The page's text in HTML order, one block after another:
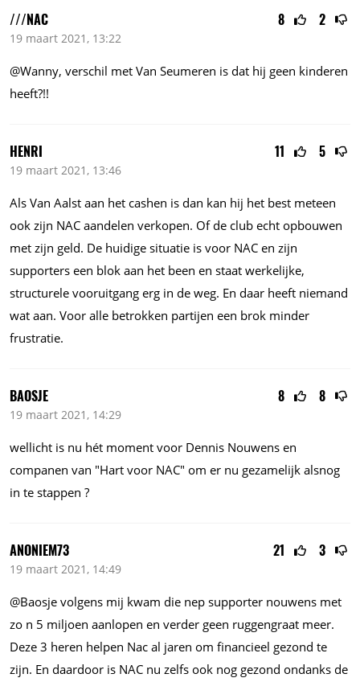
8 2
///NAC
19 maart 2021, 13:22
@Wanny, verschil met Van Seumeren is dat hij geen kinderen
heeft?!!
11 5
HENRI
19 maart 2021, 13:46
Als Van Aalst aan het cashen is dan kan hij het best meteen
ook zijn NAC aandelen verkopen. Of de club echt opbouwen
met zijn geld. De huidige situatie is voor NAC en zijn
supporters een blok aan het been en staat werkelijke,
structurele vooruitgang erg in de weg. En daar heeft niemand
wat aan. Voor alle betrokken partijen een brok minder
frustratie.
8 8
BAOSJE
19 maart 2021, 14:29
wellicht is nu hét moment voor Dennis Nouwens en
companen van "Hart voor NAC" om er nu gezamelijk alsnog
in te stappen ?
21 3
ANONIEM73
19 maart 2021, 14:49
@Baosje volgens mij kwam die nep supporter nouwens met
zo n 5 miljoen aanlopen en verder geen ruggengraat meer.
Deze 3 heren helpen Nac al jaren om financieel gezond te
zijn. En daardoor is NAC nu zelfs ook nog gezond ondanks de